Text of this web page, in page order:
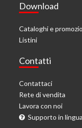
Download
Cataloghi e
Listini
Contatti
Contattaci
Rete di vendita
Lavora con noi
Supporto in lingua